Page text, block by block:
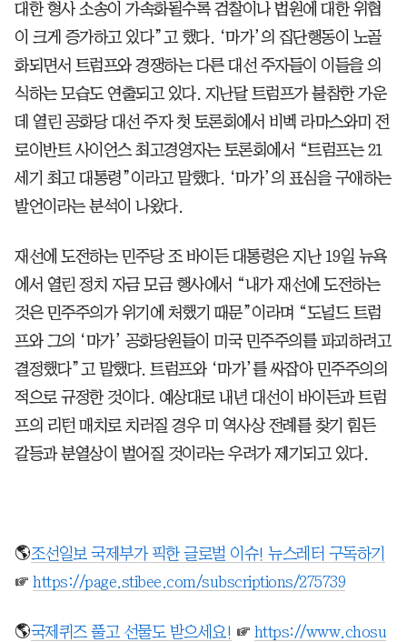
대한 형사 소송이 가속화될수록 검찰이나 법원에 대한 위협
이 크게 증가하고 있다”고 했다. ‘마가’의 집단행동이 노골
화되면서 트럼프와 경쟁하는 다른 대선 주자들이 이들을 의
식하는 모습도 연출되고 있다. 지난달 트럼프가 불참한 가운
데 열린 공화당 대선 주자 첫 토론회에서 비벡 라마스와미 전
로이반트 사이언스 최고경영자는 토론회에서 “트럼프는 21
세기 최고 대통령”이라고 말했다. ‘마가’의 표심을 구애하는
발언이라는 분석이 나왔다.
재선에 도전하는 민주당 조 바이든 대통령은 지난 19일 뉴욕
에서 열린 정치 자금 모금 행사에서 “내가 재선에 도전하는
것은 민주주의가 위기에 처했기 때문”이라며 “도널드 트럼
프와 그의 ‘마가’ 공화당원들이 미국 민주주의를 파괴하려고
결정했다”고 말했다. 트럼프와 ‘마가’를 싸잡아 민주주의의
적으로 규정한 것이다. 예상대로 내년 대선이 바이든과 트럼
프의 리턴 매치로 치러질 경우 미 역사상 전례를 찾기 힘든
갈등과 분열상이 벌어질 것이라는 우려가 제기되고 있다.
🌎조선일보 국제부가 픽한 글로벌 이슈! 뉴스레터 구독하기
☞ https://page.stibee.com/subscriptions/275739
🌎국제퀴즈 풀고 선물도 받으세요! ☞ https://www.chosu